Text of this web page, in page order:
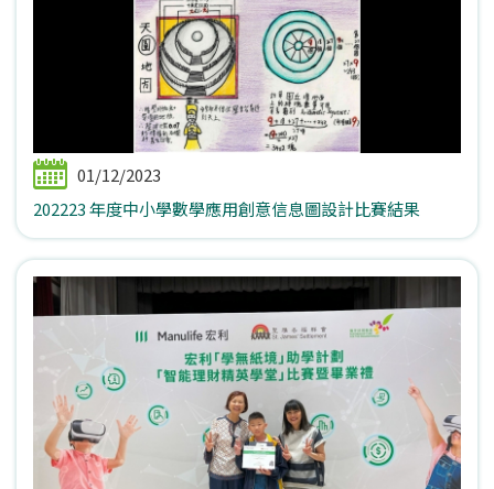
01/12/2023
202223 年度中小學數學應用創意信息圖設計比賽結果